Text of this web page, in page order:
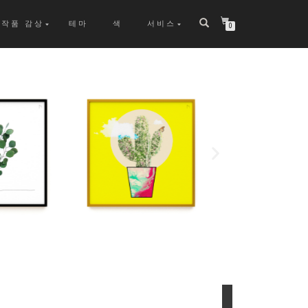
작품 감상 테마 색 서비스 0